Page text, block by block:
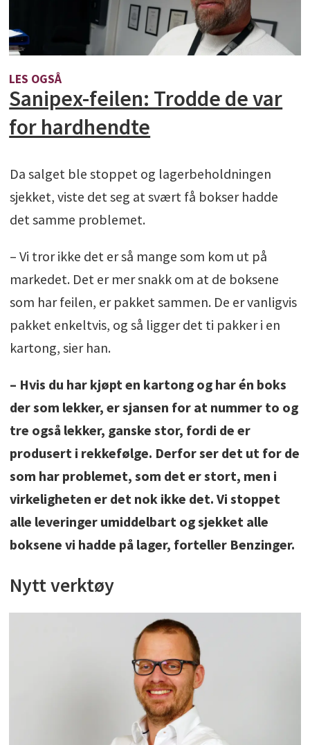
LES OGSÅ
Sanipex-feilen: Trodde de var
for hardhendte
Da salget ble stoppet og lagerbeholdningen
sjekket, viste det seg at svært få bokser hadde
det samme problemet.
– Vi tror ikke det er så mange som kom ut på
markedet. Det er mer snakk om at de boksene
som har feilen, er pakket sammen. De er vanligvis
pakket enkeltvis, og så ligger det ti pakker i en
kartong, sier han.
– Hvis du har kjøpt en kartong og har én boks
der som lekker, er sjansen for at nummer to og
tre også lekker, ganske stor, fordi de er
produsert i rekkefølge. Derfor ser det ut for de
som har problemet, som det er stort, men i
virkeligheten er det nok ikke det. Vi stoppet
alle leveringer umiddelbart og sjekket alle
boksene vi hadde på lager, forteller Benzinger.
Nytt verktøy